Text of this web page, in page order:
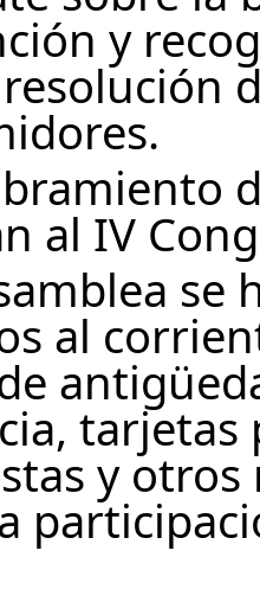
y
al IV
se
al
y